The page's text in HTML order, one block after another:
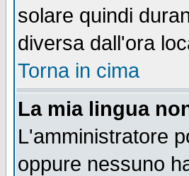
solare quindi
diversa dall'ora
Torna in cima
La mia lingua
L'amministratore
oppure nessuno